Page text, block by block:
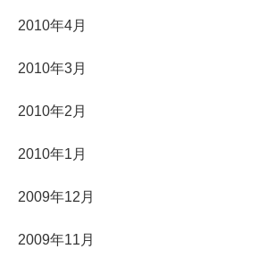
2010年4月
2010年3月
2010年2月
2010年1月
2009年12月
2009年11月